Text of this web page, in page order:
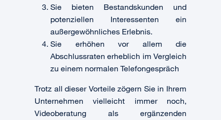
Sie bieten Bestandskunden und
potenziellen Interessenten ein
außergewöhnliches Erlebnis.
Sie erhöhen vor allem die
Abschlussraten erheblich im Vergleich
zu einem normalen Telefongespräch
Trotz all dieser Vorteile zögern Sie in Ihrem
Unternehmen vielleicht immer noch,
Videoberatung als ergänzenden